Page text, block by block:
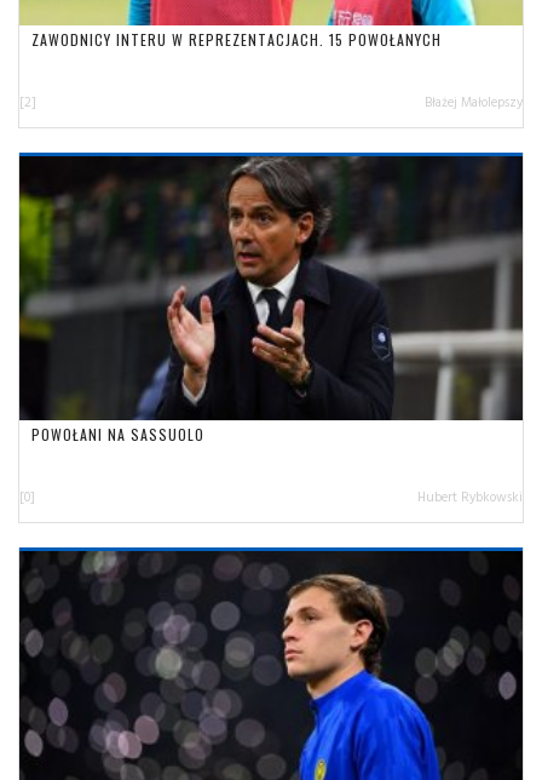
ZAWODNICY INTERU W REPREZENTACJACH. 15 POWOŁANYCH
[2] Błażej Małolepszy
POWOŁANI NA SASSUOLO
[0] Hubert Rybkowski